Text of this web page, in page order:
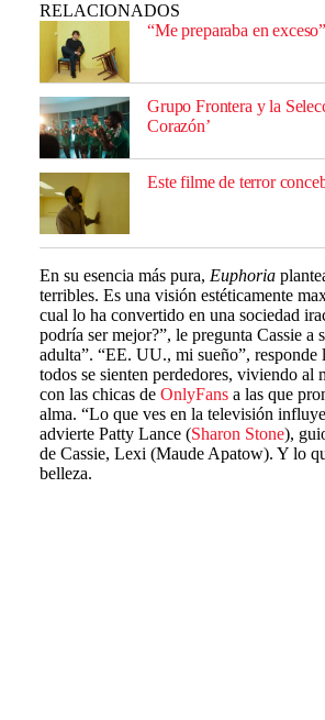
RELACIONADOS
“Me preparaba en
Grupo Frontera y la
Corazón’
Este filme de terror
En su esencia más pura, Euphoria
terribles. Es una visión estéticamente
cual lo ha convertido en una sociedad
podría ser mejor?”, le pregunta Cassie
adulta”. “EE. UU., mi sueño”,
todos se sienten perdedores, viviendo al
con las chicas de OnlyFans a las que
alma. “Lo que ves en la televisión
advierte Patty Lance (Sharon Stone),
de Cassie, Lexi (Maude Apatow). Y lo
belleza.